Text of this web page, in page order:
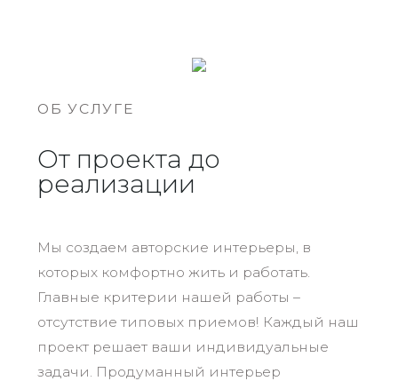
ОБ УСЛУГЕ
От проекта до
реализации
Мы создаем авторские интерьеры, в
которых комфортно жить и работать.
Главные критерии нашей работы –
отсутствие типовых приемов! Каждый наш
проект решает ваши индивидуальные
задачи. Продуманный интерьер